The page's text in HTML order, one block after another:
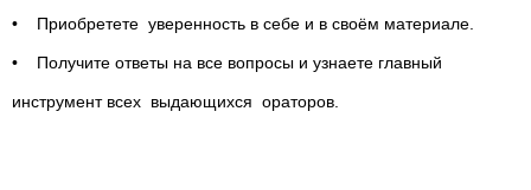
• Приобретете уверенность в себе и в своём материале.
• Получите ответы на все вопросы и узнаете главный
инструмент всех выдающихся ораторов.